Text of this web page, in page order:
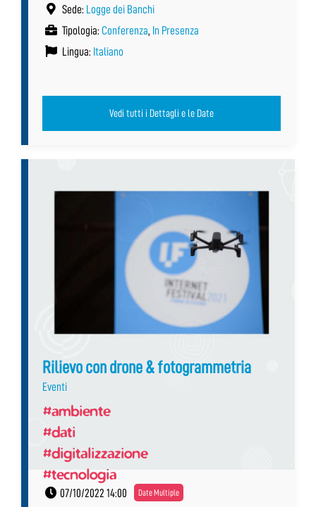
Sede: Logge dei Banchi
Tipologia: Conferenza, In Presenza
Lingua: Italiano
Vedi tutti i Dettagli e le Date
Rilievo con drone & fotogrammetria
Eventi
#ambiente
#dati
#digitalizzazione
#tecnologia
07/10/2022 14:00 Date Multiple